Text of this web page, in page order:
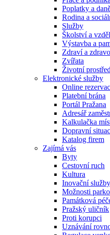
Poplatky a
Rodina a
Služby
Školství a
Výstavba a
Zdraví a
Zvířata
Životní
Elektronické služby
Online
Platební brána
Portál Pražana
Adresář
Kalkulačka
Dopravní
Katalog firem
Zajímá vás
Byty
Cestovní ruch
Kultura
Inovační
Možnosti
Památková
Pražský uličník
Proti korupci
Uznávání